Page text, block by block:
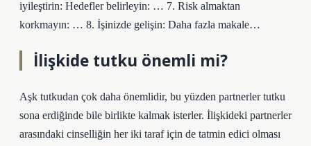
iyileştirin: Hedefler belirleyin: … 7. Risk almaktan
korkmayın: … 8. İşinizde gelişin: Daha fazla makale…
İlişkide tutku önemli mi?
Aşk tutkudan çok daha önemlidir, bu yüzden partnerler tutku
sona erdiğinde bile birlikte kalmak isterler. İlişkideki partnerler
arasındaki cinselliğin her iki taraf için de tatmin edici olması